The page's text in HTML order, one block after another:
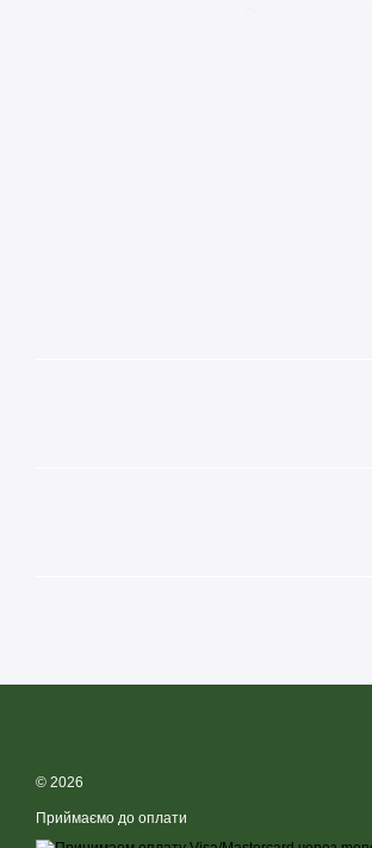
© 2026
Приймаємо до оплати